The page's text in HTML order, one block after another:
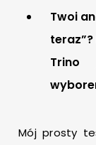
Twoi
teraz”?
Trino
Mój prosty